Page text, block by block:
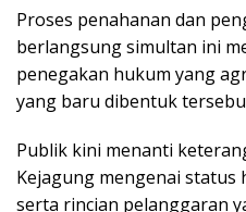
​Proses penahanan dan
berlangsung simultan ini
penegakan hukum yang
yang baru dibentuk
Publik kini menanti
Kejagung mengenai status
serta rincian pelanggaran